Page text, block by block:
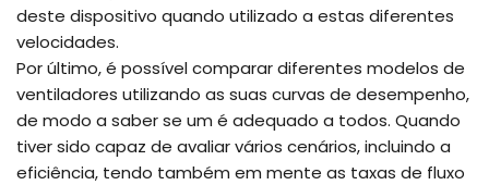
deste dispositivo quando utilizado a estas diferentes
velocidades.
Por último, é possível comparar diferentes modelos de
ventiladores utilizando as suas curvas de desempenho,
de modo a saber se um é adequado a todos. Quando
tiver sido capaz de avaliar vários cenários, incluindo a
eficiência, tendo também em mente as taxas de fluxo